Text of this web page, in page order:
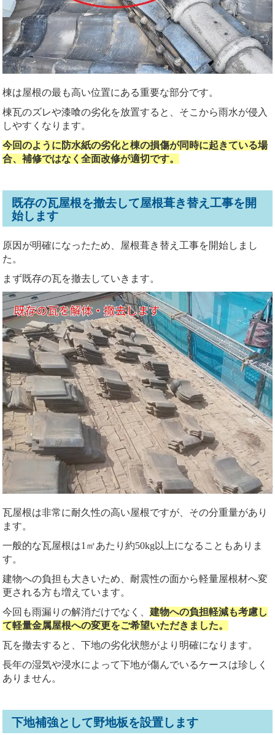
棟は屋根の最も高い位置にある重要な部分です。
棟瓦のズレや漆喰の劣化を放置すると、そこから雨水が侵入
しやすくなります。
今回のように防水紙の劣化と棟の損傷が同時に起きている場
合、補修ではなく全面改修が適切です。
既存の瓦屋根を撤去して屋根葺き替え工事を開
始します
原因が明確になったため、屋根葺き替え工事を開始しまし
た。
まず既存の瓦を撤去していきます。
瓦屋根は非常に耐久性の高い屋根ですが、その分重量があり
ます。
一般的な瓦屋根は1㎡あたり約50kg以上になることもありま
す。
建物への負担も大きいため、耐震性の面から軽量屋根材へ変
更される方も増えています。
今回も雨漏りの解消だけでなく、建物への負担軽減も考慮し
て軽量金属屋根への変更をご希望いただきました。
瓦を撤去すると、下地の劣化状態がより明確になります。
長年の湿気や浸水によって下地が傷んでいるケースは珍しく
ありません。
下地補強として野地板を設置します